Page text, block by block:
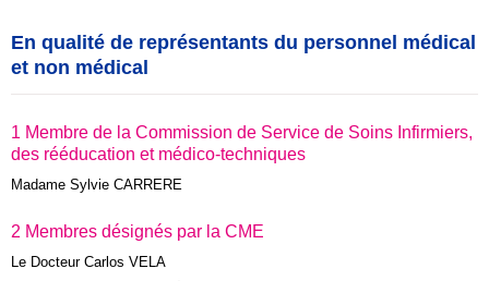
En qualité de représentants du personnel médical
et non médical
1 Membre de la Commission de Service de Soins Infirmiers,
des rééducation et médico-techniques
Madame Sylvie CARRERE
2 Membres désignés par la CME
Le Docteur Carlos VELA